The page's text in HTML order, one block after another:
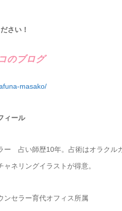
さい！
のブログ
masako/
ィール
ー 占い師歴10年。占術はオラクル
ャネリングイラストが得意。
ンセラー育代オフィス所属